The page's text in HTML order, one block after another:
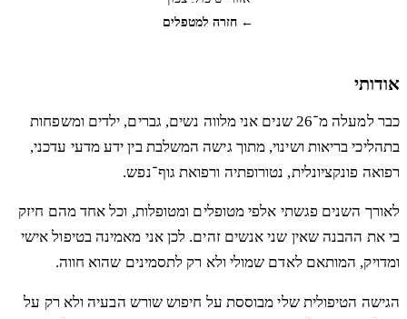
← חזרה למטפלים
אודותי
כבר למעלה מ־26 שנים אני מלווה נשים, גברים, ילדים ומשפחות
בתהליכי בריאות ושינוי, מתוך גישה המשלבת בין ידע מדעי עדכני,
רפואה פונקציונלית, נטורופתיה ורפואת גוף־נפש.
לאורך השנים פגשתי אלפי מטופלים ומטופלות, וכל אחד מהם חיזק
בי את ההבנה שאין שני אנשים זהים. לכן אני מאמינה בטיפול אישי
ומדויק, המותאם לאדם שמולי ולא רק לתסמינים שהוא חווה.
הגישה הטיפולית שלי מבוססת על חיפוש שורש הבעיה ולא רק על